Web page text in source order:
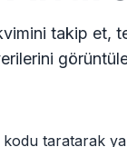
takip et,
kodu taratarak